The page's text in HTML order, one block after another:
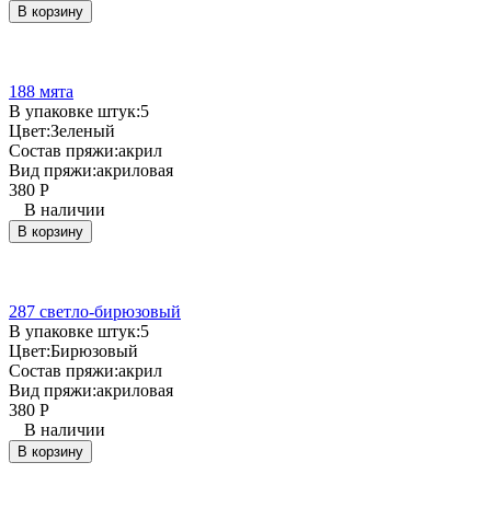
В корзину
188 мята
В упаковке штук:5
Цвет:Зеленый
Состав пряжи:акрил
Вид пряжи:акриловая
380 Р
В наличии
В корзину
287 светло-бирюзовый
В упаковке штук:5
Цвет:Бирюзовый
Состав пряжи:акрил
Вид пряжи:акриловая
380 Р
В наличии
В корзину